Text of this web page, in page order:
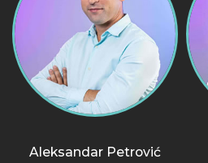
Aleksandar Petrović